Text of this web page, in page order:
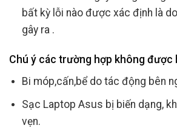
bất kỳ lỗi nào được xác định là
gây ra .
Chú ý các trường hợp không được
Bi móp,cấn,bể do tác động bên
Sạc Laptop Asus bị biến dạng,
vẹn.